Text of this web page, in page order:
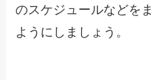
のスケジュールなどを
ようにしましょう。